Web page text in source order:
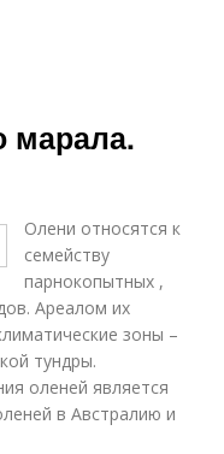
марала.
Олени относятся к
семейству
парнокопытных ,
Ареалом их
зоны –
тундры.
оленей является
в Австралию и